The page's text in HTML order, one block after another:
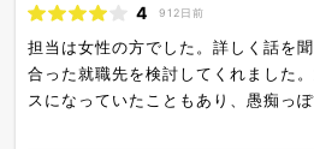
4 912日前
担当は女性の方でした。詳しく話を
合った就職先を検討してくれました
スになっていたこともあり、愚痴っ